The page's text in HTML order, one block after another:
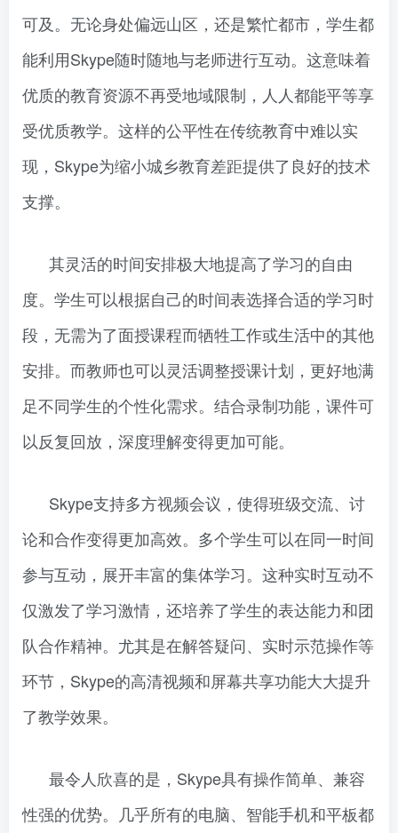
可及。无论身处偏远山区，还是繁忙都市，学生都
能利用Skype随时随地与老师进行互动。这意味着
优质的教育资源不再受地域限制，人人都能平等享
受优质教学。这样的公平性在传统教育中难以实
现，Skype为缩小城乡教育差距提供了良好的技术
支撑。
其灵活的时间安排极大地提高了学习的自由
度。学生可以根据自己的时间表选择合适的学习时
段，无需为了面授课程而牺牲工作或生活中的其他
安排。而教师也可以灵活调整授课计划，更好地满
足不同学生的个性化需求。结合录制功能，课件可
以反复回放，深度理解变得更加可能。
Skype支持多方视频会议，使得班级交流、讨
论和合作变得更加高效。多个学生可以在同一时间
参与互动，展开丰富的集体学习。这种实时互动不
仅激发了学习激情，还培养了学生的表达能力和团
队合作精神。尤其是在解答疑问、实时示范操作等
环节，Skype的高清视频和屏幕共享功能大大提升
了教学效果。
最令人欣喜的是，Skype具有操作简单、兼容
性强的优势。几乎所有的电脑、智能手机和平板都